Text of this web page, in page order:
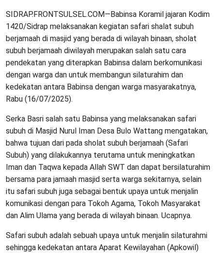
SIDRAP.FRONTSULSEL.COM—Babinsa Koramil jajaran Kodim
1420/Sidrap melaksanakan kegiatan safari shalat subuh
berjamaah di masjid yang berada di wilayah binaan, sholat
subuh berjamaah diwilayah merupakan salah satu cara
pendekatan yang diterapkan Babinsa dalam berkomunikasi
dengan warga dan untuk membangun silaturahim dan
kedekatan antara Babinsa dengan warga masyarakatnya,
Rabu (16/07/2025).
Serka Basri salah satu Babinsa yang melaksanakan safari
subuh di Masjid Nurul Iman Desa Bulo Wattang mengatakan,
bahwa tujuan dari pada sholat subuh berjamaah (Safari
Subuh) yang dilakukannya terutama untuk meningkatkan
Iman dan Taqwa kepada Allah SWT dan dapat bersilaturahim
bersama para jamaah masjid serta warga sekitarnya, selain
itu safari subuh juga sebagai bentuk upaya untuk menjalin
komunikasi dengan para Tokoh Agama, Tokoh Masyarakat
dan Alim Ulama yang berada di wilayah binaan. Ucapnya.
Safari subuh adalah sebuah upaya untuk menjalin silaturahmi
sehingga kedekatan antara Aparat Kewilayahan (Apkowil)